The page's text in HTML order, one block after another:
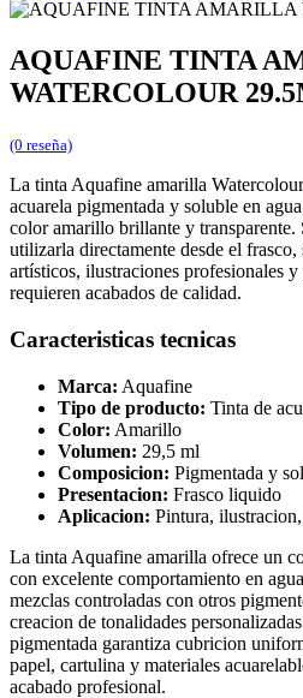
AQUAFINE TINTA
WATERCOLOUR
(0 reseña)
La tinta Aquafine amarilla
acuarela pigmentada y soluble en
color amarillo brillante y
utilizarla directamente desde el
artísticos, ilustraciones profesionales
requieren acabados de calidad.
Caracteristicas tecnicas
Marca: Aquafine
Tipo de producto: Tinta de
Color: Amarillo
Volumen: 29,5 ml
Composicion: Pigmentada y
Presentacion: Frasco liquido
Aplicacion: Pintura,
La tinta Aquafine amarilla ofrece un
con excelente comportamiento en
mezclas controladas con otros
creacion de tonalidades
pigmentada garantiza cubricion
papel, cartulina y materiales
acabado profesional.